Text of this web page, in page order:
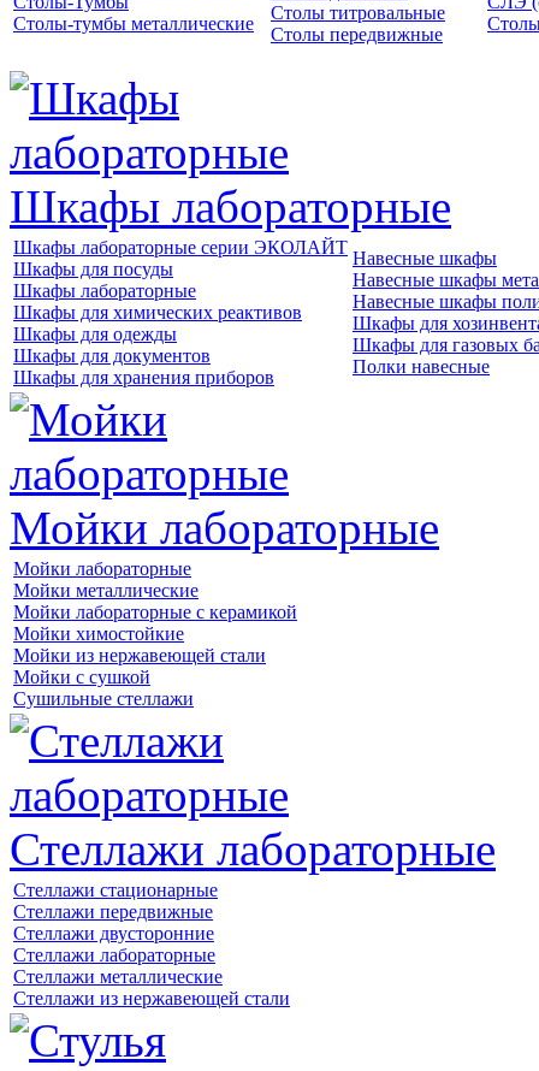
Столы-тумбы металлические
Столы титровальные
Столы передвижные
Шкафы лабораторные
Шкафы лабораторные серии ЭКОЛАЙТ
Шкафы для посуды
Шкафы лабораторные
Шкафы для химических реактивов
Шкафы для одежды
Шкафы для документов
Шкафы для хранения приборов
Навесные шкафы
Навесные шкафы
Навесные шкафы
Шкафы для
Шкафы для газовых
Полки навесные
Мойки лабораторные
Мойки лабораторные
Мойки металлические
Мойки лабораторные с керамикой
Мойки химостойкие
Мойки из нержавеющей стали
Мойки с сушкой
Сушильные стеллажи
Стеллажи лабораторные
Стеллажи стационарные
Стеллажи передвижные
Стеллажи двусторонние
Стеллажи лабораторные
Стеллажи металлические
Стеллажи из нержавеющей стали